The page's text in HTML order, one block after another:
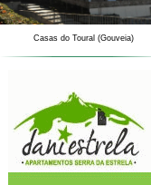
Casas do Toural (Gouveia)